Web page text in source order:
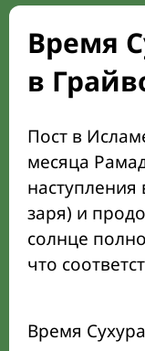
Время
в
Пост в
месяца
заря) и
солнце
что
Время